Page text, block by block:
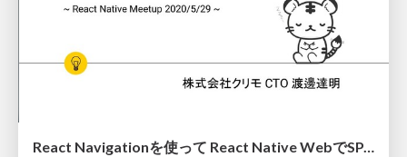
React Navigationを使って React Native WebでSPAを試してみた ~ React Native Meetup 2020/5/29 ~